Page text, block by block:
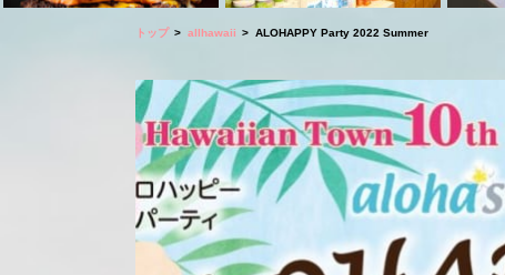
トップ allhawaii ALOHAPPY Party 2022 Summer